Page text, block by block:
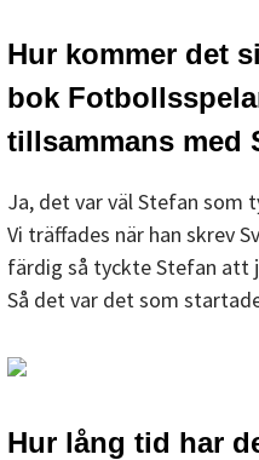
Hur kommer det
bok
tillsammans med
Ja, det var väl Stefan som
Vi träffades när han skrev
färdig så tyckte Stefan att
Så det var det som
Hur lång tid har